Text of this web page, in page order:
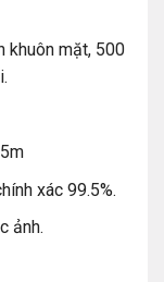
Hoa Kỳ, với
triển thiết bị
sản xuất
phẩm được
phát triển thiết
nhiều lĩnh
và cả robot
đã trở
khuôn mặt, 500
xác 99.5%.
ảnh.